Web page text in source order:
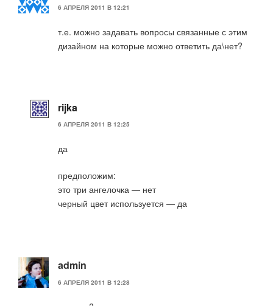
6 АПРЕЛЯ 2011 В 12:21
т.е. можно задавать вопросы связанные с этим
дизайном на которые можно ответить да\нет?
rijka
6 АПРЕЛЯ 2011 В 12:25
да
предположим:
это три ангелочка — нет
черный цвет используется — да
admin
6 АПРЕЛЯ 2011 В 12:28